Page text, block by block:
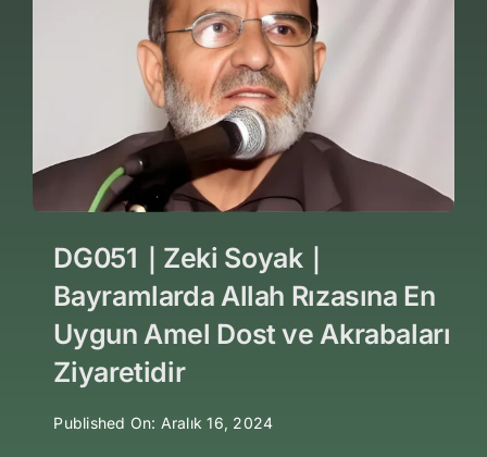
DG051｜Zeki Soyak｜
Bayramlarda Allah Rızasına En
Uygun Amel Dost ve Akrabaları
Ziyaretidir
Published On: Aralık 16, 2024